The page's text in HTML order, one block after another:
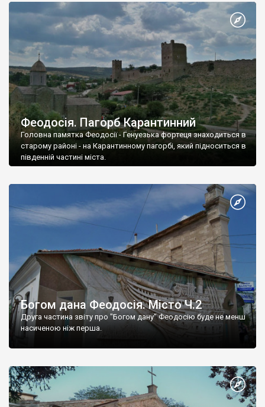
Феодосія. Пагорб Карантинний
Головна памятка Феодосії - Генуезька фортеця знаходиться в
старому районі - на Карантинному пагорбі, який підноситься в
південній частині міста.
Богом дана Феодосія. Місто Ч.2
Друга частина звіту про "Богом дану" Феодосію буде не менш
насиченою ніж перша.